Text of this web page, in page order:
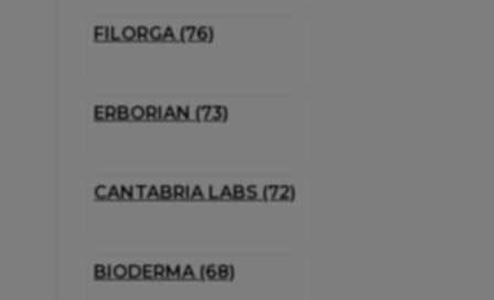
FILORGA (76)
ERBORIAN (73)
CANTABRIA LABS (72)
BIODERMA (68)